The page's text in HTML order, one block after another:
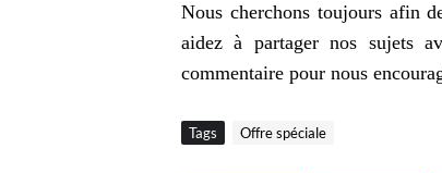
Nous cherchons toujours afin
aidez à partager nos sujets
commentaire pour nous
Tags Offre spéciale